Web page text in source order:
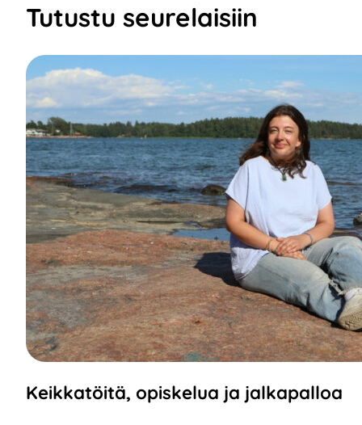
Tutustu seurelaisiin
Keikkatöitä, opiskelua ja jalkapalloa